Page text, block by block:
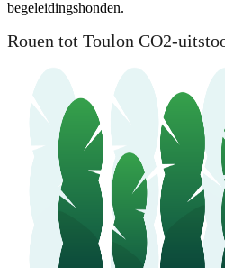
begeleidingshonden.
Rouen tot Toulon CO2-